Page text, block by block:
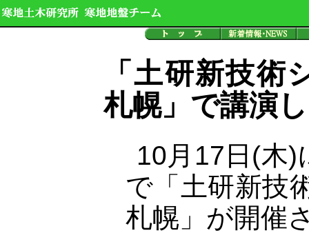
「土研新技術
札幌」で講演
10月17日(木)
で「土研新技
札幌」が開催